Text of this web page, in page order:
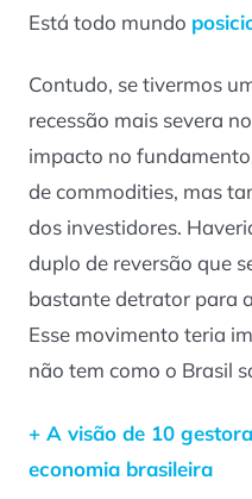
Está todo mundo
Contudo, se tivermos
recessão mais severa
impacto no
de commodities, mas
dos investidores.
duplo de reversão que
bastante detrator para
Esse movimento teria
não tem como o Brasil
+ A visão de 10
economia brasileira